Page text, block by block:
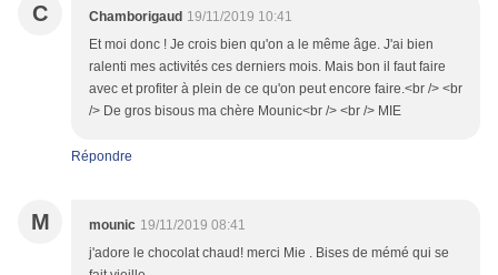
C Chamborigaud 19/11/2019 10:41
Et moi donc ! Je crois bien qu'on a le même âge. J'ai bien
ralenti mes activités ces derniers mois. Mais bon il faut faire
avec et profiter à plein de ce qu'on peut encore faire.<br /> <br
/> De gros bisous ma chère Mounic<br /> <br /> MIE
Répondre
M mounic 19/11/2019 08:41
j'adore le chocolat chaud! merci Mie . Bises de mémé qui se